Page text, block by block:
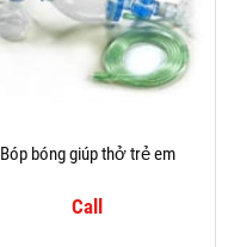
Bóp bóng giúp thở trẻ em
Call